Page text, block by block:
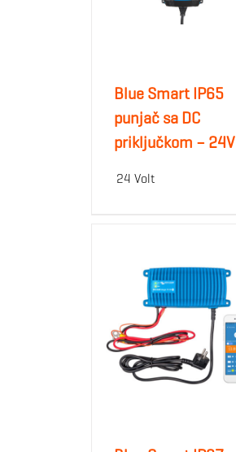
Blue Smart IP65
punjač sa DC
priključkom – 24V
24 Volt